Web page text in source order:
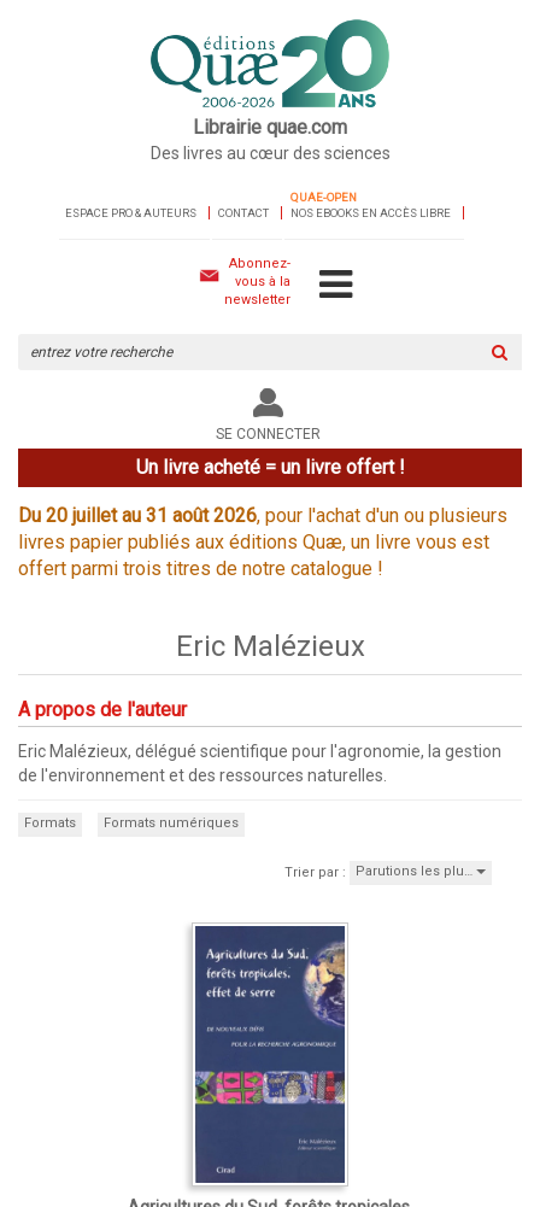
Librairie quae.com
Des livres au cœur des sciences
ESPACE PRO & AUTEURS CONTACT
QUAE-OPEN
NOS EBOOKS EN ACCÈS LIBRE
Abonnez-
vous à la
newsletter
le
site
SE CONNECTER
Un livre acheté = un livre offert !
Du 20 juillet au 31 août 2026, pour l'achat d'un ou plusieurs
livres papier publiés aux éditions Quæ, un livre vous est
offert parmi trois titres de notre catalogue !
Eric Malézieux
A propos de l'auteur
Eric Malézieux, délégué scientifique pour l'agronomie, la gestion
de l'environnement et des ressources naturelles.
Formats Formats numériques
Trier par : Parutions les plu…